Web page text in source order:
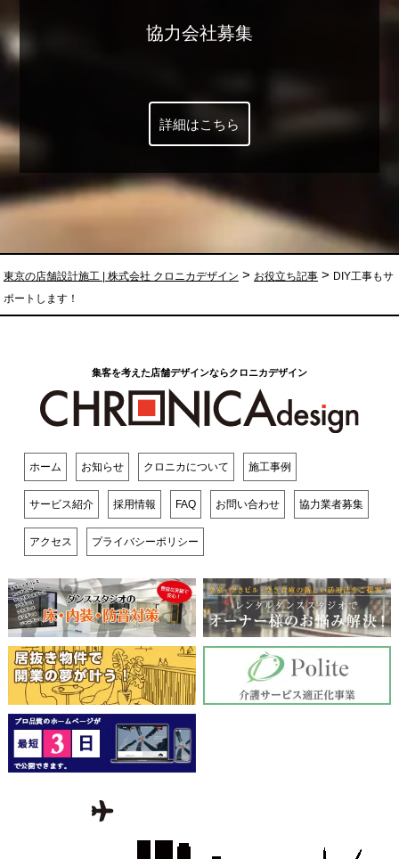
協力会社募集
詳細はこちら
東京の店舗設計施工 | 株式会社 クロニカデザイン > お役立ち記事 > DIY工事もサ
ポートします！
集客を考えた店舗デザインならクロニカデザイン
ホーム お知らせ クロニカについて 施工事例
サービス紹介 採用情報 FAQ お問い合わせ 協力業者募集
アクセス プライバシーポリシー